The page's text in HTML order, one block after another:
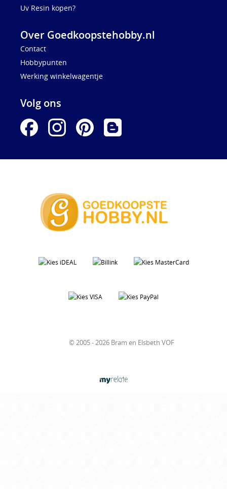
Uv Resin kopen?
Over Goedkoopstehobby.nl
Contact
Hobbypunten
Werking winkelwagentje
Volg ons
© 2005 - 2026 Bram en Elsbeth VOF